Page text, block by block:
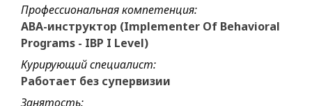
Профессиональная компетенция:
ABA-инструктор (Implementer Of Behavioral
Programs - IBP I Level)
Курирующий специалист:
Работает без супервизии
Занятость: